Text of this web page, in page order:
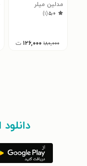
مدلین میلر
۵٫۰(۱)
۱۸۰,۰۰۰ ۱۲۶,۰۰۰ ت